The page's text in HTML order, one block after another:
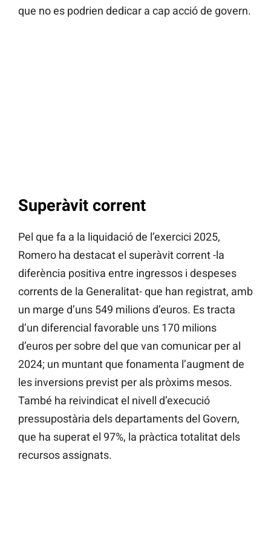
que no es podrien dedicar a cap acció de govern.
Superàvit corrent
Pel que fa a la liquidació de l’exercici 2025,
Romero ha destacat el superàvit corrent -la
diferència positiva entre ingressos i despeses
corrents de la Generalitat- que han registrat, amb
un marge d’uns 549 milions d’euros. Es tracta
d’un diferencial favorable uns 170 milions
d’euros per sobre del que van comunicar per al
2024; un muntant que fonamenta l’augment de
les inversions previst per als pròxims mesos.
També ha reivindicat el nivell d’execució
pressupostària dels departaments del Govern,
que ha superat el 97%, la pràctica totalitat dels
recursos assignats.